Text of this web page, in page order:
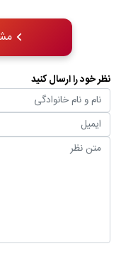
نظر خود را ارسال کنید